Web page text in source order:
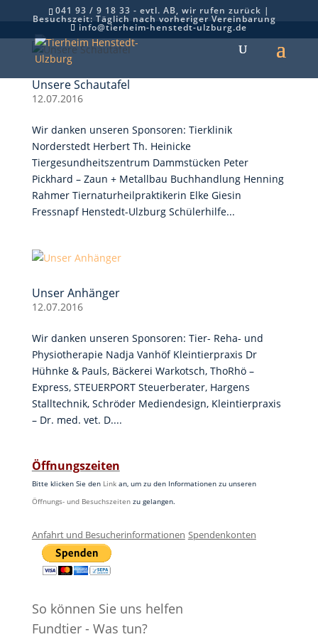
041 93 / 9 18 33 - evtl. AB, wir rufen zurück |
Besuchszeit: Täglich nach vorheriger Vereinbarung
info@tierheim-henstedt-ulzburg.de
Unsere Schautafel
12.07.2016
Wir danken unseren Sponsoren: Tierklinik
Norderstedt Herbert Th. Heinicke
Tiergesundheitszentrum Dammstücken Peter
Pickhard – Zaun + Metallbau Buchhandlung Henning
Rahmer Tiernaturheilpraktikerin Elke Giesin
Fressnapf Henstedt-Ulzburg Schülerhilfe...
Unser Anhänger
12.07.2016
Wir danken unseren Sponsoren: Tier- Reha- und
Physiotherapie Nadja Vanhöf Kleintierpraxis Dr
Hühnke & Pauls, Bäckerei Warkotsch, ThoRhö –
Express, STEUERPORT Steuerberater, Hargens
Stalltechnik, Schröder Mediendesign, Kleintierpraxis
– Dr. med. vet. D....
Öffnungszeiten
Bitte klicken Sie den Linkan, um zu den Informationen zu unseren
Öffnungs- und Besuchszeitenzu gelangen.
Anfahrt und Besucherinformationen Spendenkonten
So können Sie uns helfen
Fundtier - Was tun?